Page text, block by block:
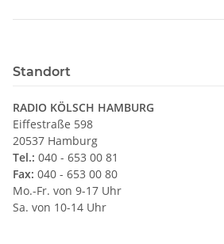
Standort
RADIO KÖLSCH HAMBURG
Eiffestraße 598
20537 Hamburg
Tel.: 040 - 653 00 81
Fax: 040 - 653 00 80
Mo.-Fr. von 9-17 Uhr
Sa. von 10-14 Uhr